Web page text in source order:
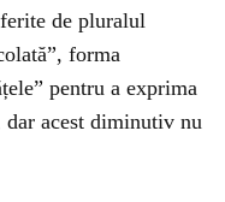
de pluralul
forma
pentru a exprima
acest diminutiv nu